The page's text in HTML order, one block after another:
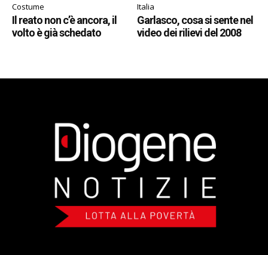
Costume
Il reato non c’è ancora, il
volto è già schedato
Italia
Garlasco, cosa si sente nel
video dei rilievi del 2008